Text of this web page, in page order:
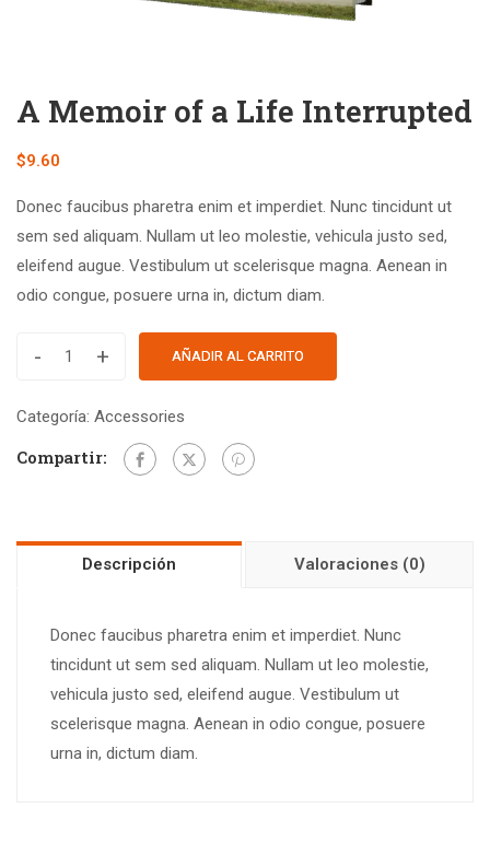
A Memoir of a Life Interrupted
$9.60
Donec faucibus pharetra enim et imperdiet. Nunc tincidunt ut
sem sed aliquam. Nullam ut leo molestie, vehicula justo sed,
eleifend augue. Vestibulum ut scelerisque magna. Aenean in
odio congue, posuere urna in, dictum diam.
- + AÑADIR AL CARRITO
Categoría: Accessories
Compartir:
Descripción Valoraciones (0)
Donec faucibus pharetra enim et imperdiet. Nunc
tincidunt ut sem sed aliquam. Nullam ut leo molestie,
vehicula justo sed, eleifend augue. Vestibulum ut
scelerisque magna. Aenean in odio congue, posuere
urna in, dictum diam.